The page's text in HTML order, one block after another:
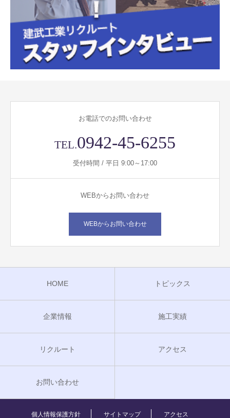
お電話でのお問い合わせ
TEL.0942-45-6255
受付時間 / 平日 9:00～17:00
WEBからお問い合わせ
WEBからお問い合わせ
HOME トピックス
企業情報 施工実績
リクルート アクセス
お問い合わせ
個人情報保護方針 サイトマップ アクセス